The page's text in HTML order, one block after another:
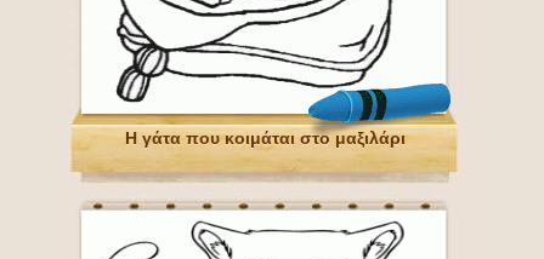
Η γάτα που κοιμάται στο μαξιλάρι